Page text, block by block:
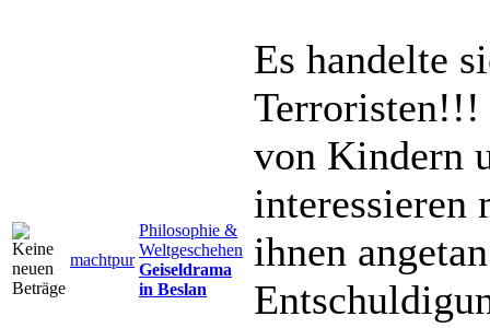
machtpur
Philosophie &
Weltgeschehen
Geiseldrama
in Beslan
Es handelte
Terroristen!!!
von Kindern
interessieren
ihnen